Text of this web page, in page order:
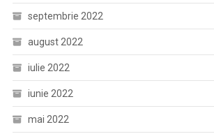
septembrie 2022
august 2022
iulie 2022
iunie 2022
mai 2022